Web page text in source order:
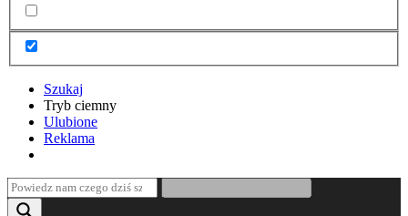
Szukaj
Tryb ciemny
Ulubione
Reklama